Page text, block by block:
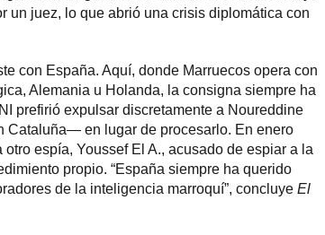
un juez, lo que abrió una crisis diplomática con
con España. Aquí, donde Marruecos opera con
Alemania u Holanda, la consigna siempre ha
prefirió expulsar discretamente a Noureddine
en lugar de procesarlo. En enero
espía, Youssef El A., acusado de espiar a la
propio. “España siempre ha querido
de la inteligencia marroquí”, concluye El